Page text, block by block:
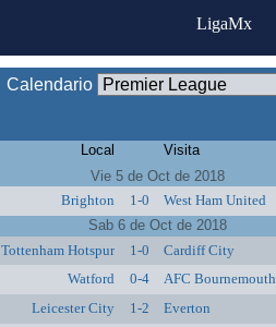
LigaMx
Calendario
Local Visita
Vie 5 de Oct de 2018
Brighton
1-0 West Ham United
Sab 6 de Oct de 2018
Tottenham Hotspur
1-0 Cardiff City
Watford
0-4 AFC Bournemouth
Leicester City
1-2 Everton